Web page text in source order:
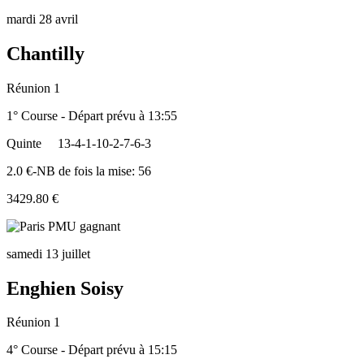
mardi 28 avril
Chantilly
Réunion 1
1° Course - Départ prévu à 13:55
Quinte
13-4-1-10-2-7-6-3
2.0 €-NB de fois la mise: 56
3429.80 €
samedi 13 juillet
Enghien Soisy
Réunion 1
4° Course - Départ prévu à 15:15